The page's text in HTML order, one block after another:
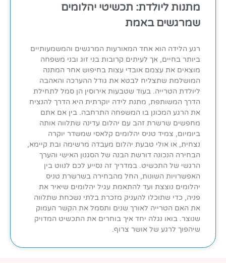
מתנות ליולדת: תכשיטי יהלומים
שמרגשים באמת
רגע הלידה הוא אחד המאורעות המרגשים והמשמעותיים
ביותר בחיים, אך לעיתים קרובות בני זוג ובני משפחה
מוצאים את עצמם אובדי עצות בחיפוש אחר המתנה
המושלמת שתצליח לבטא את גודל ההערכה והאהבה
ליולדת הטרייה. בעוד שטבעות אירוסין הן סמל לתחילת
הדרך המשותפת, מתנת לידה יוקרתית היא הדרך להנציח
את הרגע המכונן בו המשפחה התרחבה. בין אם אתם
מחפשים שרשרת זהב עם יהלום עדינה שתלווה אותה
ביומיום, צמיד טניס יהלומים קלאסי שמשדר יוקרה
נצחית, או אולי טבעת יהלום מעבדה מרשימה ובת קיימא,
הבחירה הנכונה דורשת הבנה של הסגנון האישי והערך
הרגשי של התכשיט. במדריך זה נסייע לכם לנווט בין
האפשרויות השונות, החל מהבחירה בשרשרת טניס
יהלומים נוצצת ועד להתאמת עגיל יהלומים שיאיר את
פניה, כדי שתוכלו להעניק מזכרת בלתי נשכחת שתלווה
את האם הטרייה לאורך שנים ותסמל את הקשר העמוק
שנוצר. בואו נגלה יחד איך בוחרים את התכשיט המדויק
שיהפוך לרגע של אושר צרוף.